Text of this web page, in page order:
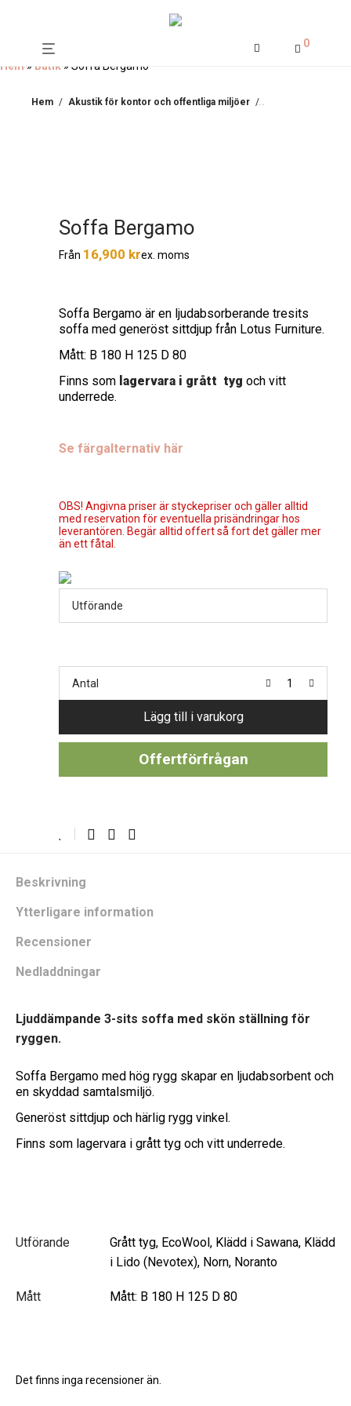
0
Hem » Butik » Soffa Bergamo
Hem / Akustik för kontor och offentliga miljöer /
Soffa Bergamo
Från 16,900 krex. moms
Soffa Bergamo är en ljudabsorberande tresits
soffa med generöst sittdjup från Lotus Furniture.
Mått: B 180 H 125 D 80
Finns som lagervara i grått tyg och vitt
underrede.
Se färgalternativ här
OBS! Angivna priser är styckepriser och gäller alltid
med reservation för eventuella prisändringar hos
leverantören. Begär alltid offert så fort det gäller mer
än ett fåtal.
Utförande
Antal
Lägg till i varukorg
Offertförfrågan
Beskrivning
Ytterligare information
Recensioner
Nedladdningar
Ljuddämpande 3-sits soffa med skön ställning för
ryggen.
Soffa Bergamo med hög rygg skapar en ljudabsorbent och
en skyddad samtalsmiljö.
Generöst sittdjup och härlig rygg vinkel.
Finns som lagervara i grått tyg och vitt underrede.
Utförande
Grått tyg, EcoWool, Klädd i Sawana, Klädd
i Lido (Nevotex), Norn, Noranto
Mått Mått: B 180 H 125 D 80
Det finns inga recensioner än.